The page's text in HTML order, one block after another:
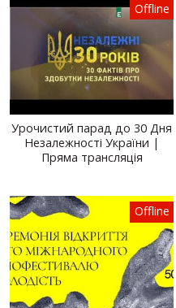
Offline
Урочистий парад до 30 Дня
Незалежності України |
Пряма трансляція
Offline